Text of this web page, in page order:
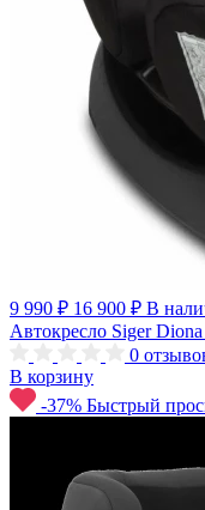
9 990 ₽ 16 900 ₽ В
Автокресло Siger
0
В корзину
-37% Быстрый